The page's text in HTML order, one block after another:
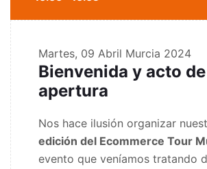
Martes, 09 Abril Murcia 2024
Bienvenida y acto de
apertura
Nos hace ilusión organizar
edición del Ecommerce Tour
evento que veníamos tratando